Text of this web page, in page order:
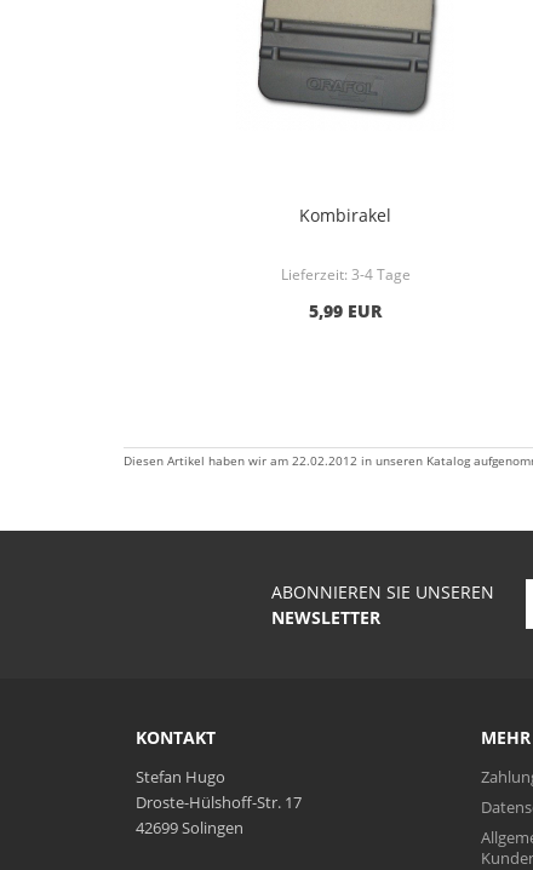
Kombirakel
Lieferzeit: 3-4 Tage
5,99 EUR
Diesen Artikel haben wir am 22.02.2012 in unseren Katalog
ABONNIEREN SIE UNSEREN
NEWSLETTER
KONTAKT
Stefan Hugo
Droste-Hülshoff-Str. 17
42699 Solingen